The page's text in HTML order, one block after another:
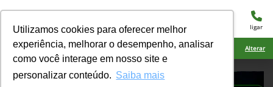
Utilizamos cookies para oferecer melhor
experiência, melhorar o desempenho, analisar
como você interage em nosso site e
personalizar conteúdo. Saiba mais
menu ligar
Ciarama Máquinas Nova Andradina Alterar